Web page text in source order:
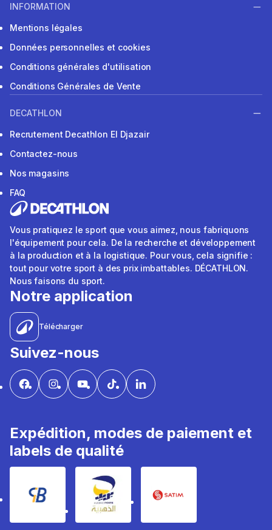
INFORMATION
Mentions légales
Données personnelles et cookies
Conditions générales d'utilisation
Conditions Générales de Vente
DECATHLON
Recrutement Decathlon El Djazair
Contactez-nous
Nos magasins
FAQ
Vous pratiquez le sport que vous aimez, nous fabriquons
l'équipement pour cela. De la recherche et développement
à la production et à la logistique. Pour vous, cela signifie :
tout pour votre sport à des prix imbattables. DÉCATHLON.
Nous faisons du sport.
Notre application
Télécharger
Suivez-nous
Expédition, modes de paiement et
labels de qualité